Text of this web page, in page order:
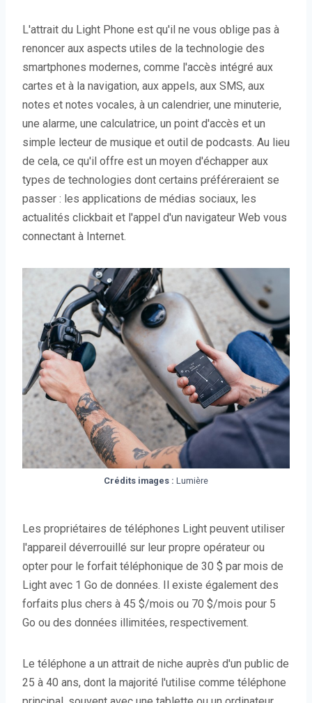
L'attrait du Light Phone est qu'il ne vous oblige pas à
renoncer aux aspects utiles de la technologie des
smartphones modernes, comme l'accès intégré aux
cartes et à la navigation, aux appels, aux SMS, aux
notes et notes vocales, à un calendrier, une minuterie,
une alarme, une calculatrice, un point d'accès et un
simple lecteur de musique et outil de podcasts. Au lieu
de cela, ce qu'il offre est un moyen d'échapper aux
types de technologies dont certains préféreraient se
passer : les applications de médias sociaux, les
actualités clickbait et l'appel d'un navigateur Web vous
connectant à Internet.
Crédits images : Lumière
Les propriétaires de téléphones Light peuvent utiliser
l'appareil déverrouillé sur leur propre opérateur ou
opter pour le forfait téléphonique de 30 $ par mois de
Light avec 1 Go de données. Il existe également des
forfaits plus chers à 45 $/mois ou 70 $/mois pour 5
Go ou des données illimitées, respectivement.
Le téléphone a un attrait de niche auprès d'un public de
25 à 40 ans, dont la majorité l'utilise comme téléphone